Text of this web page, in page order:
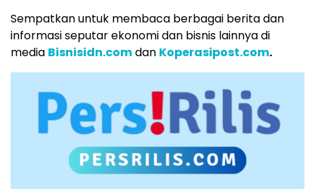
Sempatkan untuk membaca berbagai berita dan
informasi seputar ekonomi dan bisnis lainnya di
media Bisnisidn.comdan Koperasipost.com.